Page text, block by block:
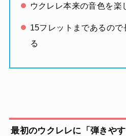
ウクレレ本来の音色を楽
15フレットまであるので
る
最初のウクレレに「弾きや